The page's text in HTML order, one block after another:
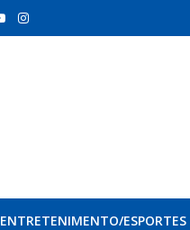
ENTRETENIMENTO/ESPORTES